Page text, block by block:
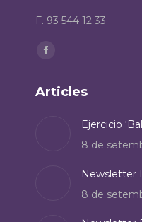
F. 93 544 12 33
Find us on:
Facebook
opens
window
Articles
Ejercicio
8 de
Newsletter
8 de